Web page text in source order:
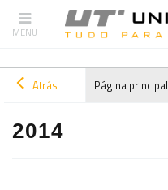
Atrás Página principal
2014